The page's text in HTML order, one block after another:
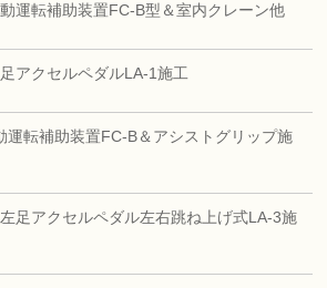
運転補助装置FC-B型＆室内クレーン他
アクセルペダルLA-1施工
運転補助装置FC-B＆アシストグリップ施
足アクセルペダル左右跳ね上げ式LA-3施